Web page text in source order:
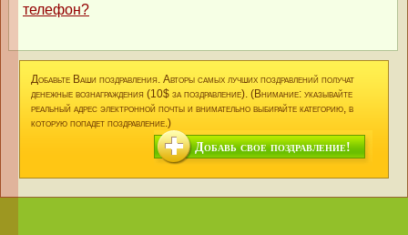
телефон?
Добавьте Ваши поздравления. Авторы самых лучших поздравлений получат
денежные вознаграждения (10$ за поздравление). (Внимание: указывайте
реальный адрес электронной почты и внимательно выбирайте категорию, в
которую попадет поздравление.)
Добавь свое поздравление!